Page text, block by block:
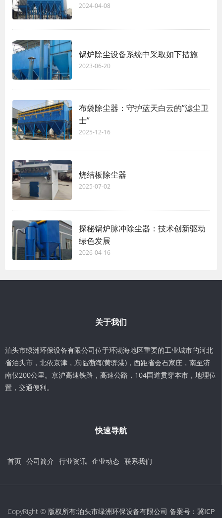
2024-04-08
锅炉除尘设备系统中采取如下措施
2023-06-20
布袋除尘器：守护蓝天白云的”滤尘卫
士”
2025-12-16
烧结板除尘器
2025-07-02
探秘锅炉脉冲除尘器：技术创新驱动
绿色发展
2026-04-16
关于我们
泊头市绿洲环保设备有限公司位于环渤海地区重要的工业城市的河北
省泊头市，北依京津，东临渤海(黄骅港)，西距省会石家庄，南至济
南仅200公里。京沪高速铁路，高速公路，104国道贯穿本市，地理位
置，交通便利。
快速导航
首页 公司简介 行业资讯 企业动态 联系我们
CopyRight © 版权所有:泊头市绿洲环保设备有限公司 备案号： 冀ICP